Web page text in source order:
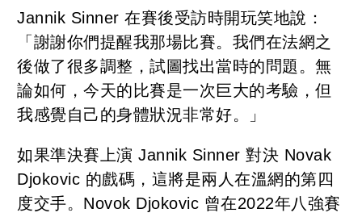
Jannik Sinner 在賽後受訪時開玩笑地說：
「謝謝你們提醒我那場比賽。我們在法網之
後做了很多調整，試圖找出當時的問題。無
論如何，今天的比賽是一次巨大的考驗，但
我感覺自己的身體狀況非常好。」
如果準決賽上演 Jannik Sinner 對決 Novak
Djokovic 的戲碼，這將是兩人在溫網的第四
度交手。Novok Djokovic 曾在2022年八強賽